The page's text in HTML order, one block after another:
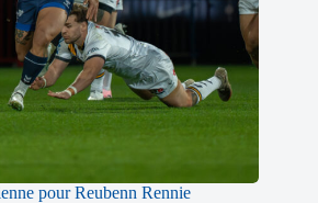
pour Reubenn Rennie